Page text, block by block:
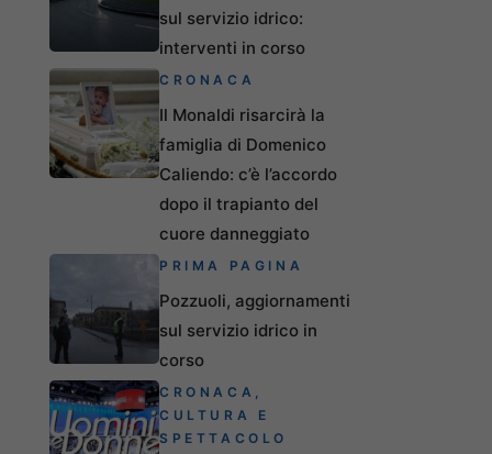
sul servizio idrico:
interventi in corso
CRONACA
Il Monaldi risarcirà la
famiglia di Domenico
Caliendo: c’è l’accordo
dopo il trapianto del
cuore danneggiato
PRIMA PAGINA
Pozzuoli, aggiornamenti
sul servizio idrico in
corso
CRONACA
CULTURA E
SPETTACOLO